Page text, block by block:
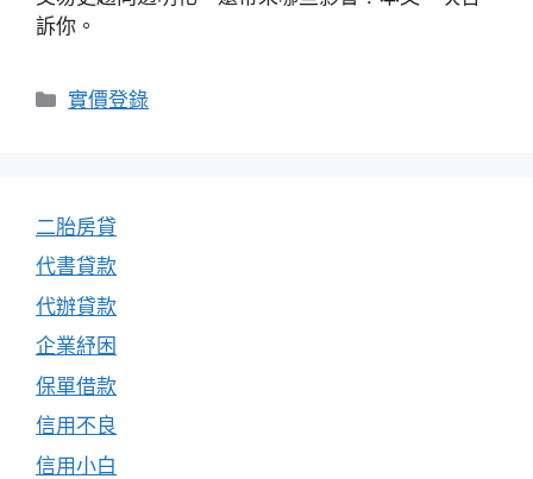
訴你。
分
實價登錄
二胎房貸
代書貸款
代辦貸款
企業紓困
保單借款
信用不良
信用小白